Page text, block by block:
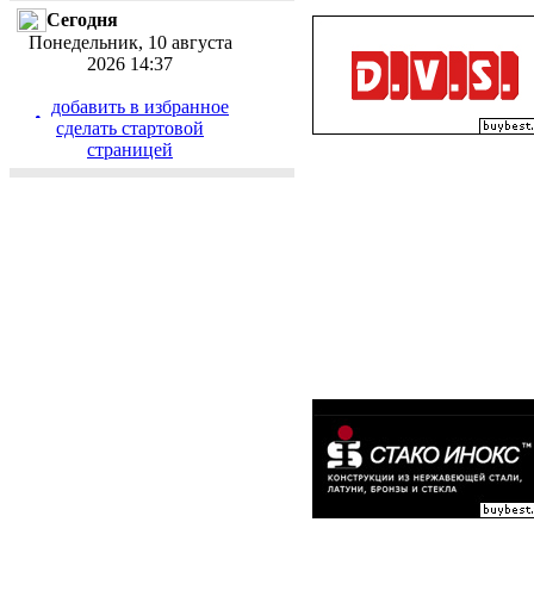
Сегодня
Понедельник, 10 августа
2026 14:37
добавить в избранное
cделать стартовой
страницей